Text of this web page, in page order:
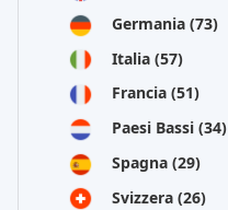
Germania (73)
Italia (57)
Francia (51)
Paesi Bassi (34)
Spagna (29)
Svizzera (26)